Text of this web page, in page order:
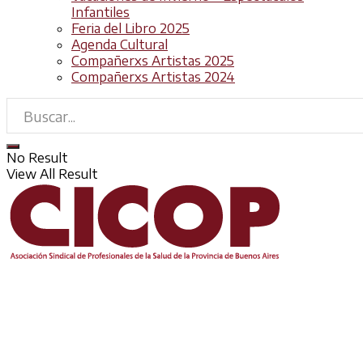
Infantiles
Feria del Libro 2025
Agenda Cultural
Compañerxs Artistas 2025
Compañerxs Artistas 2024
No Result
View All Result